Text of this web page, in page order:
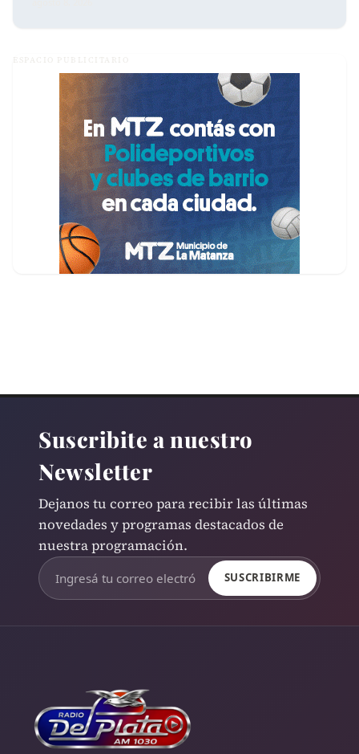
ESPACIO PUBLICITARIO
Suscribite a nuestro
Newsletter
Dejanos tu correo para recibir las últimas
novedades y programas destacados de
nuestra programación.
SUSCRIBIRME